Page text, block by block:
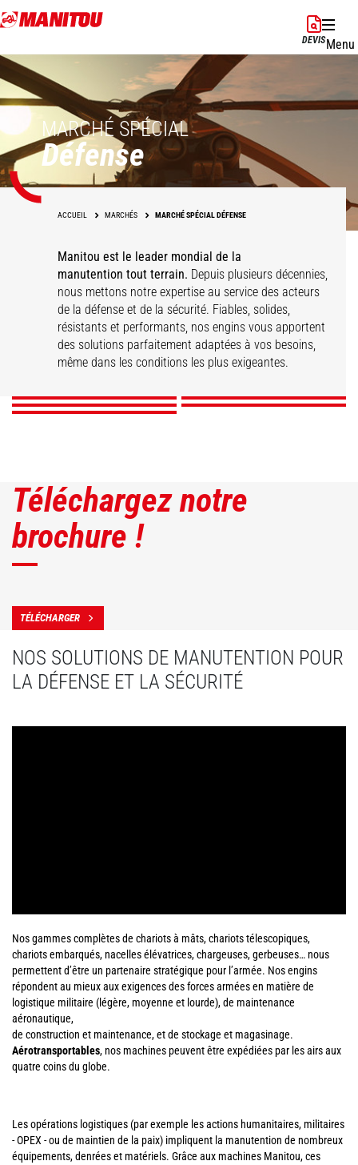
Aller
au
principal
DEVISMenu
MARCHÉ SPÉCIAL
Défense
ACCUEIL MARCHÉS MARCHÉ SPÉCIAL DÉFENSE
Manitou est le leader mondial de la
manutention tout terrain. Depuis plusieurs décennies,
nous mettons notre expertise au service des acteurs
de la défense et de la sécurité. Fiables, solides,
résistants et performants, nos engins vous apportent
des solutions parfaitement adaptées à vos besoins,
même dans les conditions les plus exigeantes.
Logistique lourde
Maintenance
aéronautique
Construction &
maintenance
DÉCOUVRIR
Logistique légère &
moyenne
DÉCOUVRIR
Protection & sécurité
civile
DÉCOUVRIR
Téléchargez notre
brochure !
TÉLÉCHARGER
NOS SOLUTIONS DE MANUTENTION POUR
LA DÉFENSE ET LA SÉCURITÉ
Nos gammes complètes de chariots à mâts, chariots télescopiques,
chariots embarqués, nacelles élévatrices, chargeuses, gerbeuses… nous
permettent d’être un partenaire stratégique pour l’armée. Nos engins
répondent au mieux aux exigences des forces armées en matière de
logistique militaire (légère, moyenne et lourde), de maintenance
aéronautique,
de construction et maintenance, et de stockage et magasinage.
Aérotransportables, nos machines peuvent être expédiées par les airs aux
quatre coins du globe.
Les opérations logistiques (par exemple les actions humanitaires, militaires
- OPEX - ou de maintien de la paix) impliquent la manutention de nombreux
équipements, denrées et matériels. Grâce aux machines Manitou, ces